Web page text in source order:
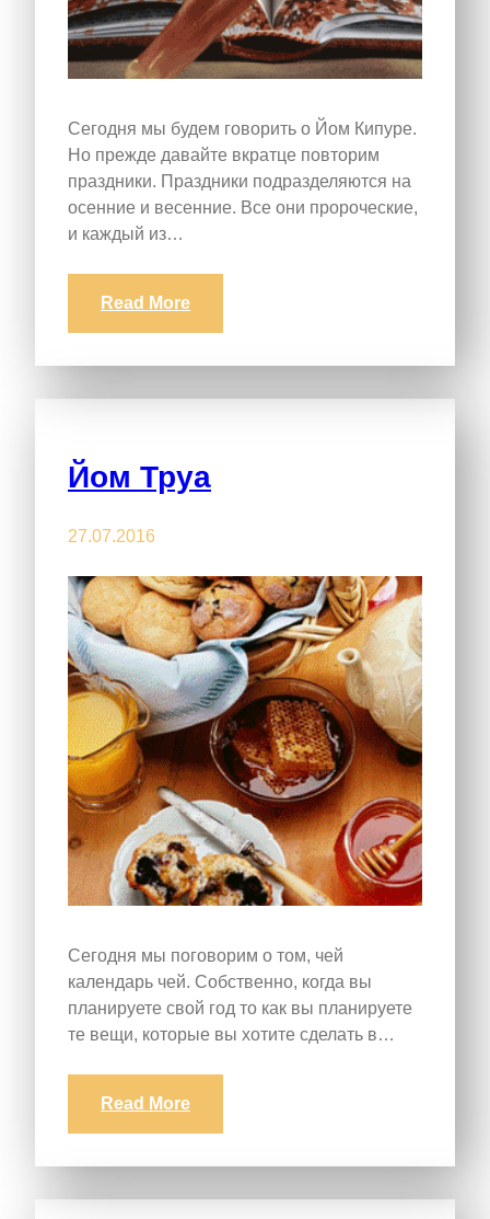
Сегодня мы будем говорить о Йом Кипуре.
Но прежде давайте вкратце повторим
праздники. Праздники подразделяются на
осенние и весенние. Все они пророческие,
и каждый из…
Read More
Йом Труа
27.07.2016
Сегодня мы поговорим о том, чей
календарь чей. Собственно, когда вы
планируете свой год то как вы планируете
те вещи, которые вы хотите сделать в…
Read More